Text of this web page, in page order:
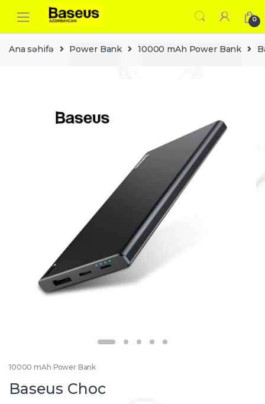
navigation
content
0
Ana səhifə Power Bank 10000 mAh Power Bank
10000 mAh Power Bank
Baseus Choc